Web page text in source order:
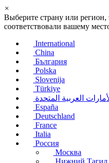
×
Выберите страну или
соответствовали вашему
International
China
България
Polska
Slovenija
Türkiye
العربية المتحدة
España
Deutschland
France
Italia
Россия
Москва
Нижний Тагил